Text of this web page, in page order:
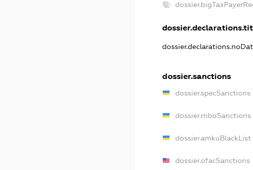
dossier.sanctions
dossier.specSanctions
dossier.rnboSanctions
dossier.amkuBlackList
dossier.ofacSanctions